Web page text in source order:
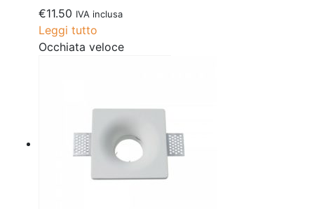
€11.50 IVA inclusa
Leggi tutto
Occhiata veloce